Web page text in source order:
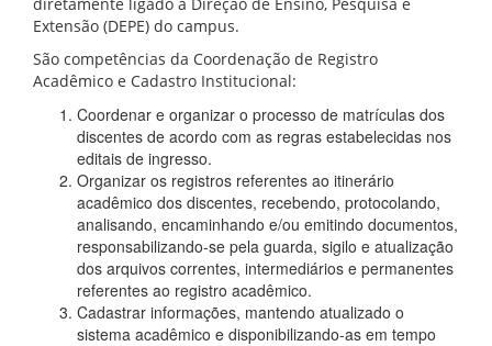
Extensão (DEPE) do campus.
São competências da Coordenação de Registro
Acadêmico e Cadastro Institucional:
Coordenar e organizar o processo de matrículas dos
discentes de acordo com as regras estabelecidas nos
editais de ingresso.
Organizar os registros referentes ao itinerário
acadêmico dos discentes, recebendo, protocolando,
analisando, encaminhando e/ou emitindo documentos,
responsabilizando-se pela guarda, sigilo e atualização
dos arquivos correntes, intermediários e permanentes
referentes ao registro acadêmico.
Cadastrar informações, mantendo atualizado o
sistema acadêmico e disponibilizando-as em tempo